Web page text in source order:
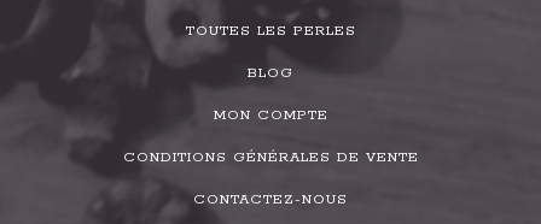
TOUTES LES PERLES
BLOG
MON COMPTE
CONDITIONS GÉNÉRALES DE VENTE
CONTACTEZ-NOUS